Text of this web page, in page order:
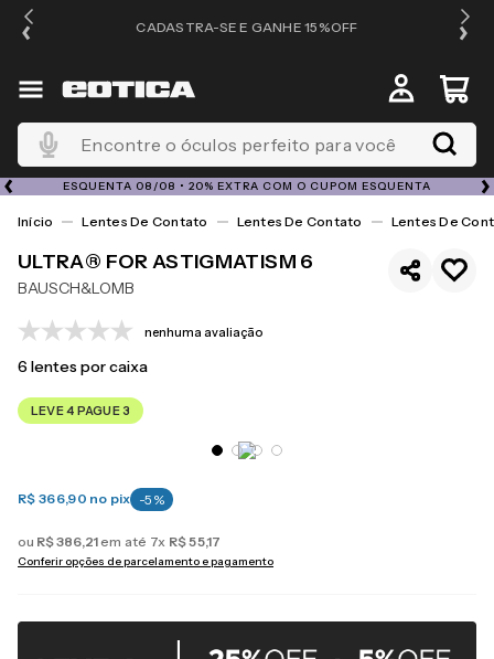
CADASTRA-SE E GANHE 15%OFF
Encontre o óculos perfeito para você
ESQUENTA 08/08 • 20% EXTRA COM O CUPOM ESQUENTA
Lentes De Contato Lentes De Contato Lentes De
ULTRA® FOR ASTIGMATISM 6
BAUSCH&LOMB
nenhuma avaliação
6 lentes por caixa
LEVE 4 PAGUE 3
R$ 366,90 no pix -5 %
ou R$386,21 em até 7x R$55,17
Conferir opções de parcelamento e pagamento